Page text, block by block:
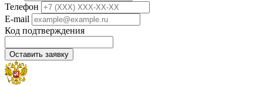
Телефон
E-mail
Код подтверждения
Оставить заявку